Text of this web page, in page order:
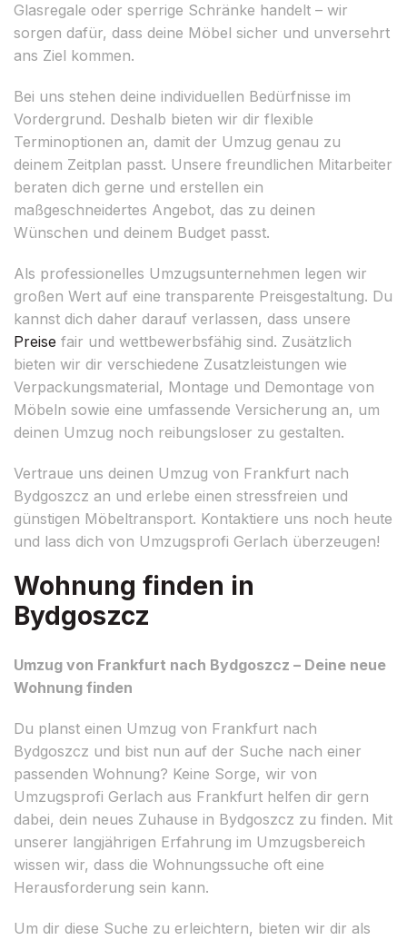
Glasregale oder sperrige Schränke handelt – wir
sorgen dafür, dass deine Möbel sicher und unversehrt
ans Ziel kommen.
Bei uns stehen deine individuellen Bedürfnisse im
Vordergrund. Deshalb bieten wir dir flexible
Terminoptionen an, damit der Umzug genau zu
deinem Zeitplan passt. Unsere freundlichen Mitarbeiter
beraten dich gerne und erstellen ein
maßgeschneidertes Angebot, das zu deinen
Wünschen und deinem Budget passt.
Als professionelles Umzugsunternehmen legen wir
großen Wert auf eine transparente Preisgestaltung. Du
kannst dich daher darauf verlassen, dass unsere
Preise fair und wettbewerbsfähig sind. Zusätzlich
bieten wir dir verschiedene Zusatzleistungen wie
Verpackungsmaterial, Montage und Demontage von
Möbeln sowie eine umfassende Versicherung an, um
deinen Umzug noch reibungsloser zu gestalten.
Vertraue uns deinen Umzug von Frankfurt nach
Bydgoszcz an und erlebe einen stressfreien und
günstigen Möbeltransport. Kontaktiere uns noch heute
und lass dich von Umzugsprofi Gerlach überzeugen!
Wohnung finden in
Bydgoszcz
Umzug von Frankfurt nach Bydgoszcz – Deine neue
Wohnung finden
Du planst einen Umzug von Frankfurt nach
Bydgoszcz und bist nun auf der Suche nach einer
passenden Wohnung? Keine Sorge, wir von
Umzugsprofi Gerlach aus Frankfurt helfen dir gern
dabei, dein neues Zuhause in Bydgoszcz zu finden. Mit
unserer langjährigen Erfahrung im Umzugsbereich
wissen wir, dass die Wohnungssuche oft eine
Herausforderung sein kann.
Um dir diese Suche zu erleichtern, bieten wir dir als